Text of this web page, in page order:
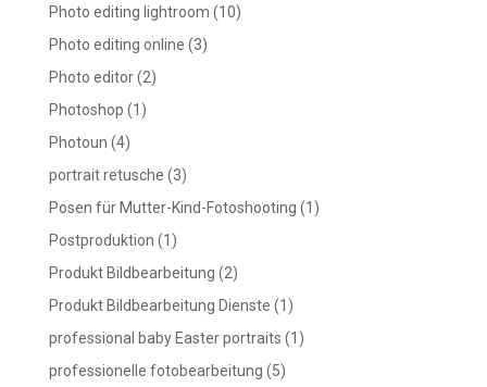
Photo editing lightroom (10)
Photo editing online (3)
Photo editor(2)
Photoshop (1)
Photoun (4)
portrait retusche (3)
Posen für Mutter-Kind-Fotoshooting (1)
Postproduktion (1)
Produkt Bildbearbeitung (2)
Produkt Bildbearbeitung Dienste (1)
professional baby Easter portraits (1)
professionelle fotobearbeitung (5)